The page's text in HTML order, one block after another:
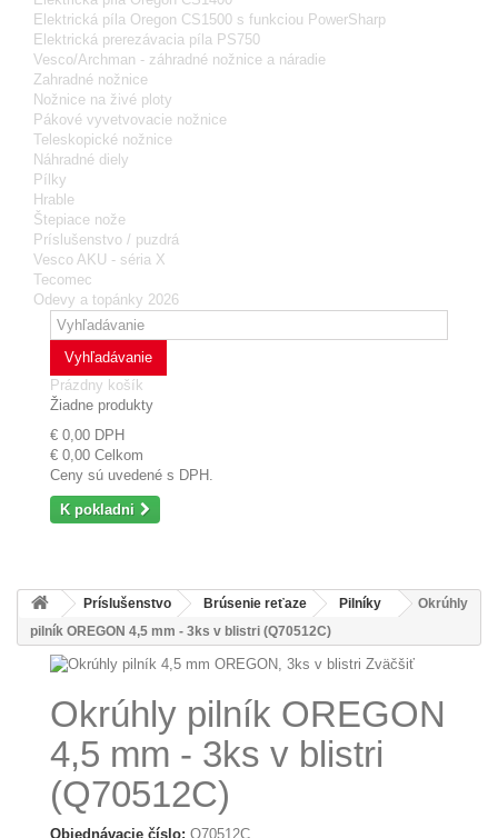
Elektrická píla Oregon CS1500 s funkciou PowerSharp
Elektrická prerezávacia píla PS750
Vesco/Archman - záhradné nožnice a náradie
Zahradné nožnice
Nožnice na živé ploty
Pákové vyvetvovacie nožnice
Teleskopické nožnice
Náhradné diely
Pílky
Hrable
Štepiace nože
Príslušenstvo / puzdrá
Vesco AKU - séria X
Tecomec
Odevy a topánky 2026
Vyhľadávanie
Prázdny košík
Žiadne produkty
€ 0,00 DPH
€ 0,00 Celkom
Ceny sú uvedené s DPH.
K pokladni
Príslušenstvo Brúsenie reťaze Pilníky
Okrúhly
pilník OREGON 4,5 mm - 3ks v blistri (Q70512C)
Zväčšiť
Okrúhly pilník OREGON
4,5 mm - 3ks v blistri
(Q70512C)
Objednávacie číslo: Q70512C